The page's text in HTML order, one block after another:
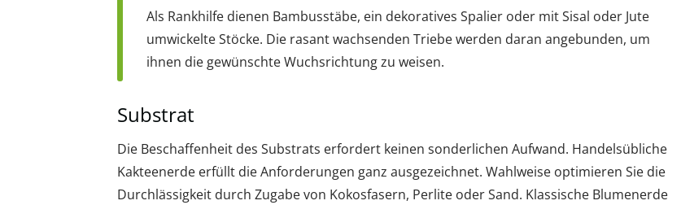
Als Rankhilfe dienen Bambusstäbe, ein dekoratives Spalier oder mit Sisal oder Jute
umwickelte Stöcke. Die rasant wachsenden Triebe werden daran angebunden, um
ihnen die gewünschte Wuchsrichtung zu weisen.
Substrat
Die Beschaffenheit des Substrats erfordert keinen sonderlichen Aufwand. Handelsübliche
Kakteenerde erfüllt die Anforderungen ganz ausgezeichnet. Wahlweise optimieren Sie die
Durchlässigkeit durch Zugabe von Kokosfasern, Perlite oder Sand. Klassische Blumenerde